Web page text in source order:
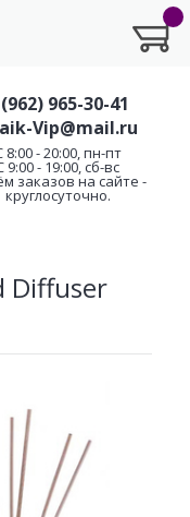
965-30-41
Vip@mail.ru
8:00 - 20:00, пн-пт
9:00 - 19:00, сб-вс
заказов на сайте -
круглосуточно.
Diffuser